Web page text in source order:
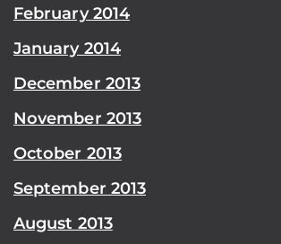
February 2014
January 2014
December 2013
November 2013
October 2013
September 2013
August 2013